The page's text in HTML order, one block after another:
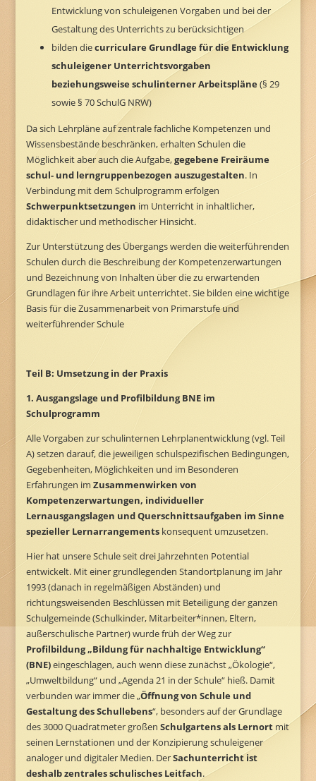
Entwicklung von schuleigenen Vorgaben und bei der
Gestaltung des Unterrichts zu berücksichtigen
bilden diecurriculare Grundlage für die Entwicklung
schuleigener Unterrichtsvorgaben
beziehungsweise schulinterner Arbeitspläne (§ 29
sowie § 70 SchulG NRW)
Da sich Lehrpläne auf zentrale fachliche Kompetenzen und
Wissensbestände beschränken, erhalten Schulen die
Möglichkeit aber auch die Aufgabe,gegebene Freiräume
schul- und lerngruppenbezogen auszugestalten. In
Verbindung mit dem Schulprogramm erfolgen
Schwerpunktsetzungen im Unterricht in inhaltlicher,
didaktischer und methodischer Hinsicht.
Zur Unterstützung des Übergangs werden die weiterführenden
Schulen durch die Beschreibung der Kompetenzerwartungen
und Bezeichnung von Inhalten über die zu erwartenden
Grundlagen für ihre Arbeit unterrichtet. Sie bilden eine wichtige
Basis für die Zusammenarbeit von Primarstufe und
weiterführender Schule
Teil B: Umsetzung in der Praxis
1. Ausgangslage und Profilbildung BNE im
Schulprogramm
Alle Vorgaben zur schulinternen Lehrplanentwicklung (vgl. Teil
A) setzen darauf, die jeweiligen schulspezifischen Bedingungen,
Gegebenheiten, Möglichkeiten und im Besonderen
Erfahrungen imZusammenwirken von
Kompetenzerwartungen, individueller
Lernausgangslagen und Querschnittsaufgaben im Sinne
spezieller Lernarrangements konsequent umzusetzen.
Hier hat unsere Schule seit drei Jahrzehnten Potential
entwickelt. Mit einer grundlegenden Standortplanung im Jahr
1993 (danach in regelmäßigen Abständen) und
richtungsweisenden Beschlüssen mit Beteiligung der ganzen
Schulgemeinde (Schulkinder, Mitarbeiter*innen, Eltern,
außerschulische Partner) wurde früh der Weg zur
Profilbildung „Bildung für nachhaltige Entwicklung“
(BNE)eingeschlagen, auch wenn diese zunächst „Ökologie“,
„Umweltbildung“ und „Agenda 21 in der Schule“ hieß. Damit
verbunden war immer die „Öffnung von Schule und
Gestaltung des Schullebens“, besonders auf der Grundlage
des 3000 Quadratmeter großenSchulgartens als Lernort mit
seinen Lernstationen und der Konzipierung schuleigener
analoger und digitaler Medien. DerSachunterricht ist
deshalb zentrales schulisches Leitfach.